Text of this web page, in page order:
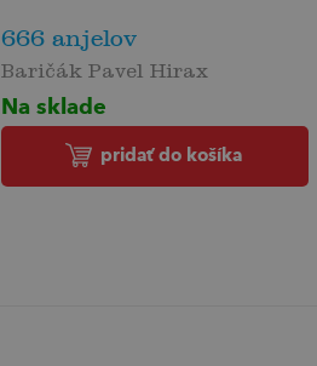
666 anjelov
Baričák Pavel Hirax
Na sklade
pridať do košíka